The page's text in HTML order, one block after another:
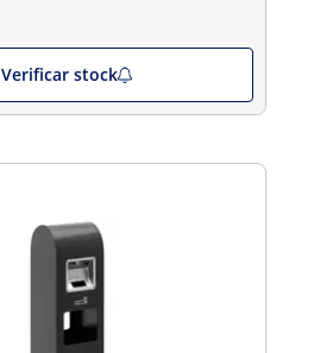
Verificar stock